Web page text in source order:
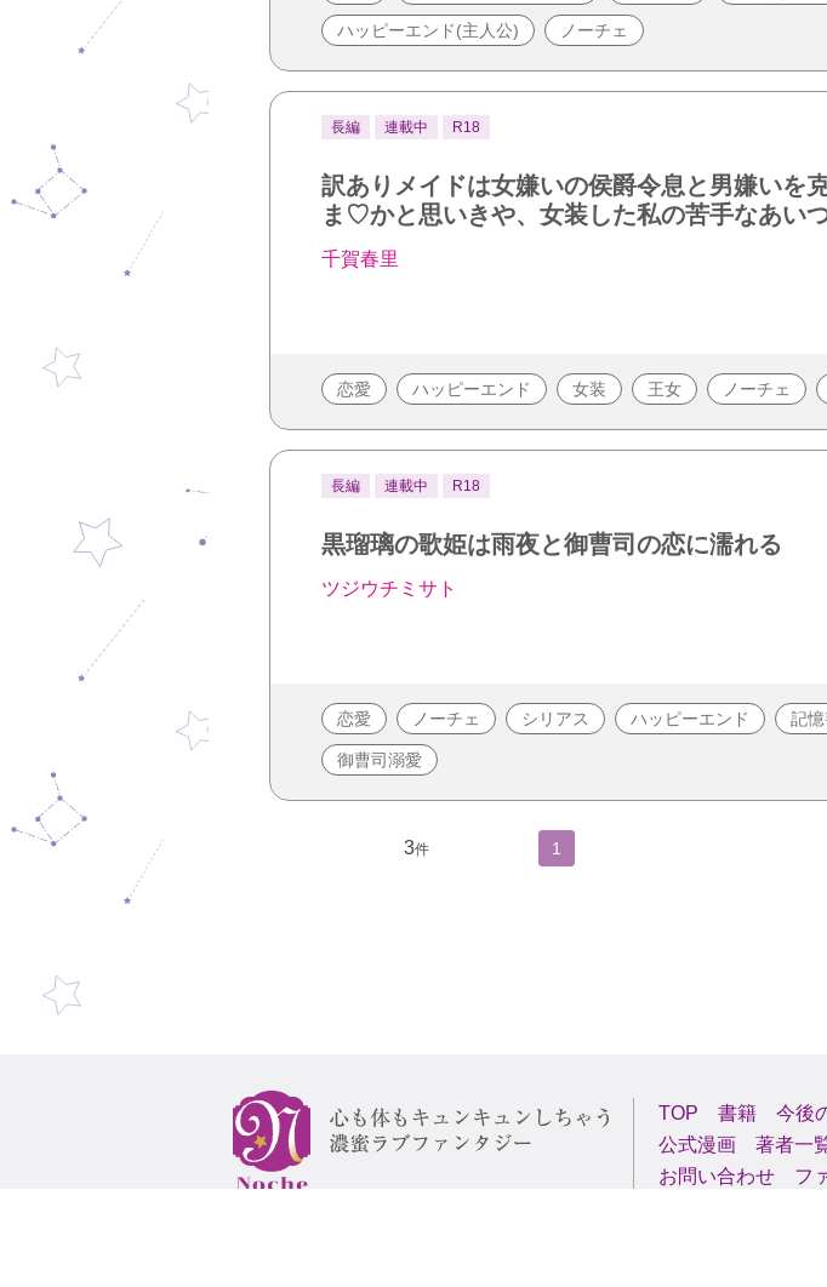
ハッピーエンド(主人公) ノーチェ
長編 連載中 R18
訳ありメイドは女嫌いの侯爵令息と男嫌いを
ま♡かと思いきや、女装した私の苦手なあい
千賀春里
恋愛 ハッピーエンド 女装 王女 ノーチェ
長編 連載中 R18
黒瑠璃の歌姫は雨夜と御曹司の恋に濡れる
ツジウチミサト
恋愛 ノーチェ シリアス ハッピーエンド 記
御曹司溺愛
3件 1
TOP 書籍 今後
公式漫画
著者一
お問い合わせ
フ